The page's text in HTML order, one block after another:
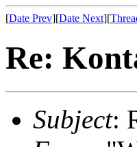
[Date Prev][Date Next][
Re:
Subject: